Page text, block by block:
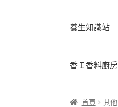
養生知識站
香Ｉ香料廚房
首頁 其他